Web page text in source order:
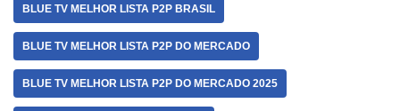
BLUE TV MELHOR LISTA P2P BRASIL
BLUE TV MELHOR LISTA P2P DO MERCADO
BLUE TV MELHOR LISTA P2P DO MERCADO 2025